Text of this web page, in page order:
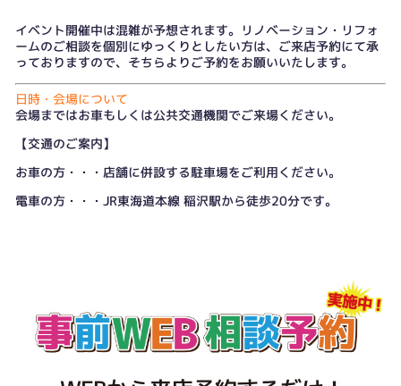
イベント開催中は混雑が予想されます。リノベーション・リフォ
ームのご相談を個別にゆっくりとしたい方は、 ご来店予約にて承
っておりますので、そちらよりご予約をお願いいたします。
日時・会場について
会場まではお車もしくは公共交通機関でご来場ください。
【交通のご案内】
お車の方・・・店舗に併設する駐車場をご利用ください。
電車の方・・・JR東海道本線 稲沢駅から徒歩20分です。